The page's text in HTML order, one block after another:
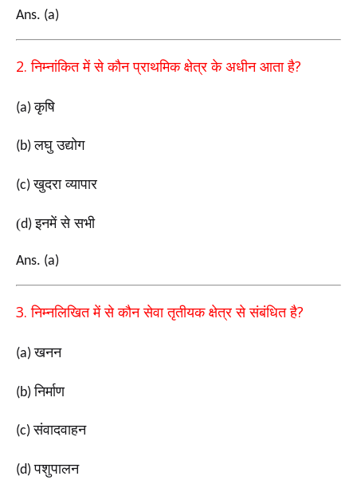
Ans. (a)
2.निम्नांकित में से कौन प्राथमिक क्षेत्र के अधीन आता है?
(a)कृषि
(b)लघु उद्योग
(c)खुदरा व्यापार
(d)इनमें से सभी
Ans. (a)
3.निम्नलिखित में से कौन सेवा तृतीयक क्षेत्र से संबंधित है?
(a)खनन
(b)निर्माण
(c)संवादवाहन
(d)पशुपालन